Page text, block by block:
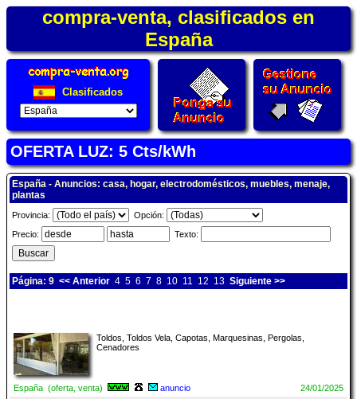
compra-venta, clasificados en
España
Clasificados
OFERTA LUZ: 5 Cts/kWh
España - Anuncios: casa, hogar, electrodomésticos, muebles, menaje,
plantas
Provincia:
Opción:
Precio:
Texto:
Página: 9 << Anterior 4 5 6 7 8 10 11 12 13 Siguiente >>
Toldos, Toldos Vela, Capotas, Marquesinas, Pergolas,
Cenadores
España (oferta, venta) anuncio
24/01/2025